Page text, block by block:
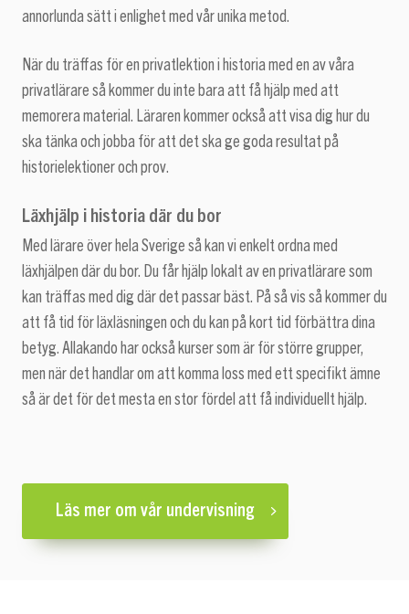
annorlunda sätt i enlighet med vår unika metod.
När du träffas för en privatlektion i historia med en av våra
privatlärare så kommer du inte bara att få hjälp med att
memorera material. Läraren kommer också att visa dig hur du
ska tänka och jobba för att det ska ge goda resultat på
historielektioner och prov.
Läxhjälp i historia där du bor
Med lärare över hela Sverige så kan vi enkelt ordna med
läxhjälpen där du bor. Du får hjälp lokalt av en privatlärare som
kan träffas med dig där det passar bäst. På så vis så kommer du
att få tid för läxläsningen och du kan på kort tid förbättra dina
betyg. Allakando har också kurser som är för större grupper,
men när det handlar om att komma loss med ett specifikt ämne
så är det för det mesta en stor fördel att få individuellt hjälp.
Läs mer om vår undervisning